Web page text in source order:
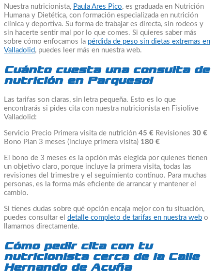
Nuestra nutricionista, Paula Ares Pico, es graduada en Nutrición
Humana y Dietética, con formación especializada en nutrición
clínica y deportiva. Su forma de trabajar es directa, sin rodeos y
sin hacerte sentir mal por lo que comes. Si quieres saber más
sobre cómo enfocamos la pérdida de peso sin dietas extremas en
Valladolid , puedes leer más en nuestra web.
Cuánto cuesta una consulta de
nutrición en Parquesol
Las tarifas son claras, sin letra pequeña. Esto es lo que
encontrarás si pides cita con nuestra nutricionista en Fisiolive
Valladolid:
Servicio Precio Primera visita de nutrición 45 € Revisiones 30 €
Bono Plan 3 meses (incluye primera visita) 180 €
El bono de 3 meses es la opción más elegida por quienes tienen
un objetivo claro, porque incluye la primera visita, todas las
revisiones del trimestre y el seguimiento continuo. Para muchas
personas, es la forma más eficiente de arrancar y mantener el
cambio.
Si tienes dudas sobre qué opción encaja mejor con tu situación,
puedes consultar el detalle completo de tarifas en nuestra web o
llamarnos directamente.
Cómo pedir cita con tu
nutricionista cerca de la Calle
Hernando de Acuña